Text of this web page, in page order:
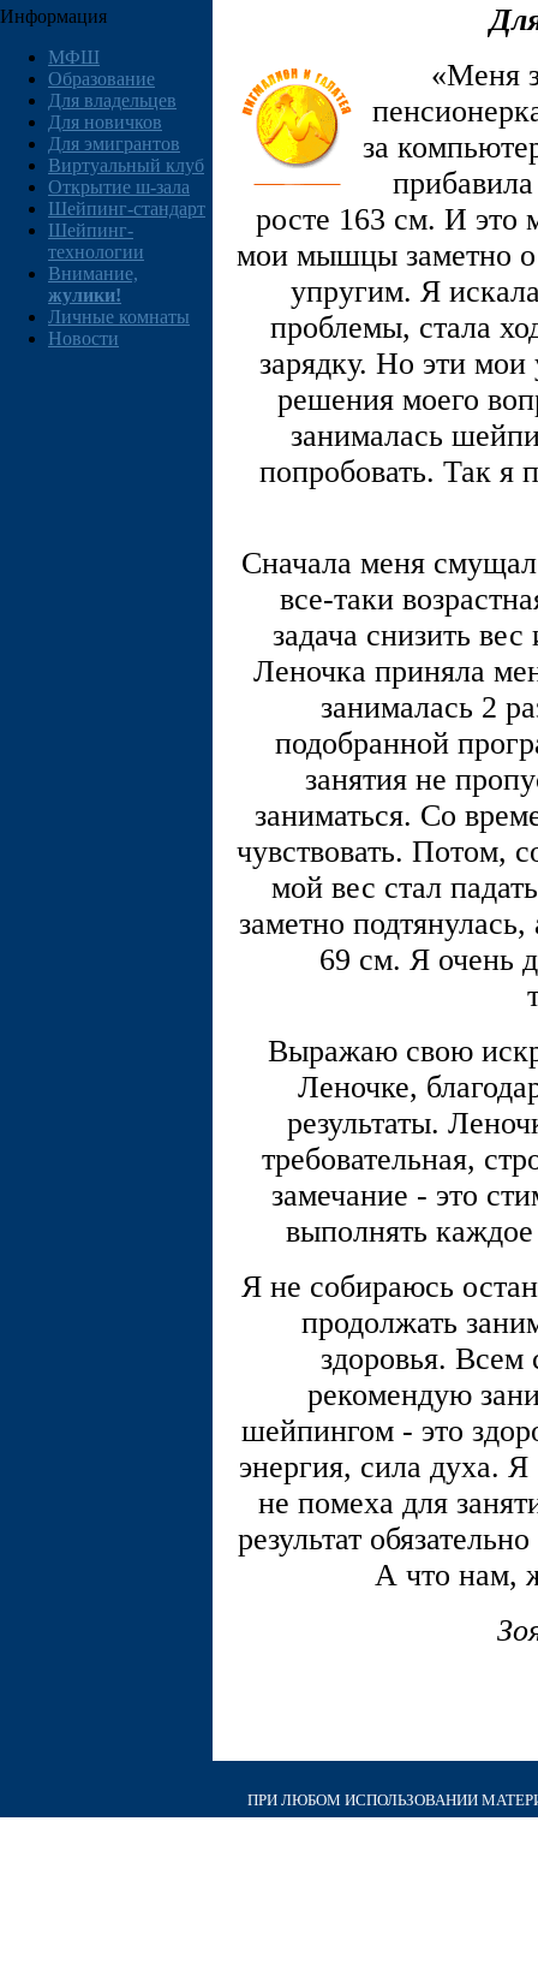
Информация
МФШ
Образование
Для владельцев
Для новичков
Для эмигрантов
Виртуальный клуб
Открытие ш-зала
Шейпинг-стандарт
Шейпинг-
технологии
Внимание,
жулики!
Личные комнаты
Новости
«Меня
за
росте 163 см. И это
мои мышцы заметно
упругим. Я
проблемы, стала
зарядку. Но эти
решения моего
занималась
попробовать. Так
Сначала меня
все-таки
задача снизить
Леночка приняла
занималась 2
подобранной
занятия не
заниматься. Со
чувствовать. Потом,
мой вес стал
заметно
69 см. Я очень
Выражаю свою
Леночке,
результаты.
требовательная,
замечание - это
выполнять
Я не собираюсь
продолжать
здоровья. Всем
рекомендую
шейпингом - это
энергия, сила духа. Я
не помеха для
результат
А что нам,
ПРИ ЛЮБОМ ИСПОЛЬЗОВАНИИ